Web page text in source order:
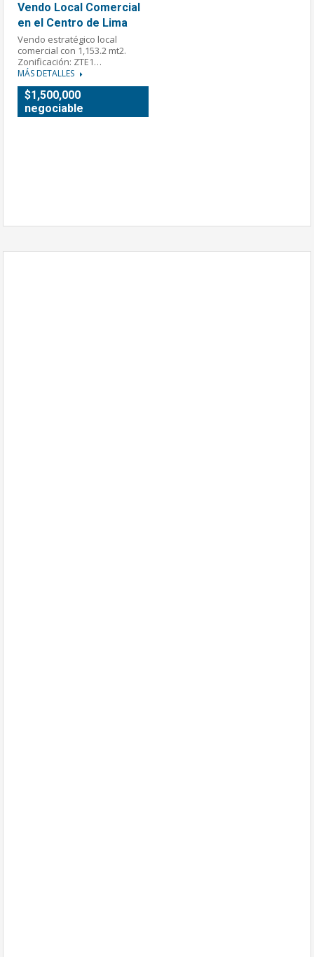
Vendo Local Comercial
en el Centro de Lima
Vendo estratégico local
comercial con 1,153.2 mt2.
Zonificación: ZTE1…
MÁS DETALLES
$1,500,000
negociable